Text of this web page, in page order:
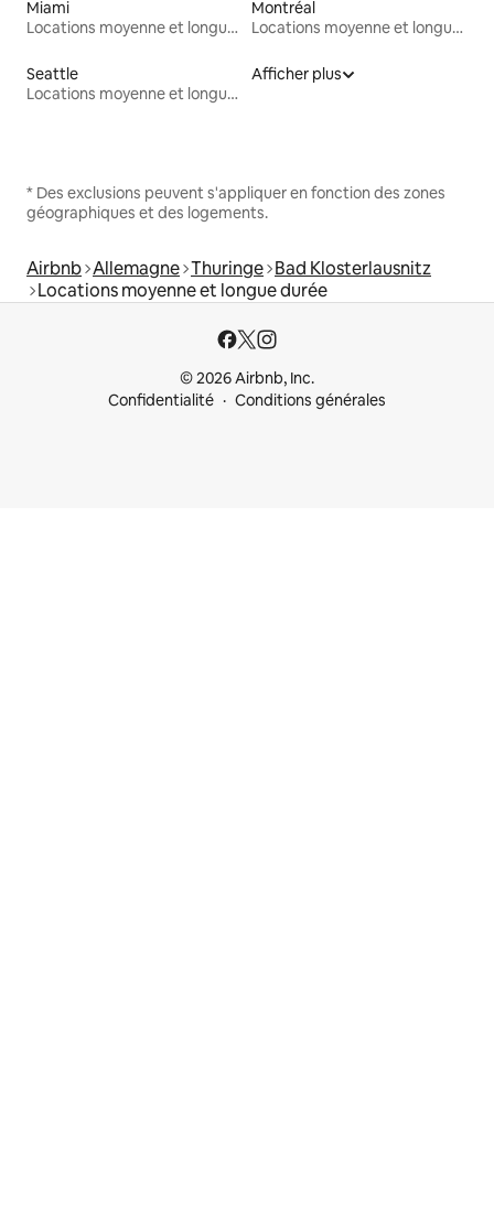
Miami
Locations moyenne et longue durée
Montréal
Locations moyenne et longue durée
Seattle
Locations moyenne et longue durée
Afficher plus
* Des exclusions peuvent s'appliquer en fonction des zones
géographiques et des logements.
Airbnb Allemagne Thuringe Bad Klosterlausnitz
Locations moyenne et longue durée
© 2026 Airbnb, Inc.
Confidentialité
Conditions générales